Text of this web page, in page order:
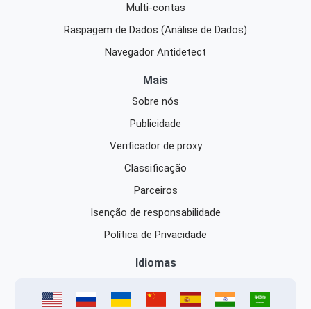
Multi-contas
Raspagem de Dados (Análise de Dados)
Navegador Antidetect
Mais
Sobre nós
Publicidade
Verificador de proxy
Classificação
Parceiros
Isenção de responsabilidade
Política de Privacidade
Idiomas